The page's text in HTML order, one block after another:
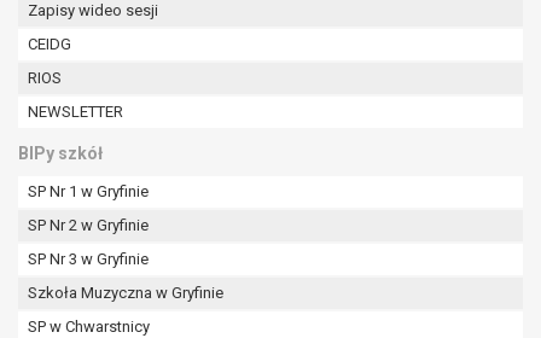
Zapisy wideo sesji
CEIDG
RIOS
NEWSLETTER
BIPy szkół
SP Nr 1 w Gryfinie
SP Nr 2 w Gryfinie
SP Nr 3 w Gryfinie
Szkoła Muzyczna w Gryfinie
SP w Chwarstnicy